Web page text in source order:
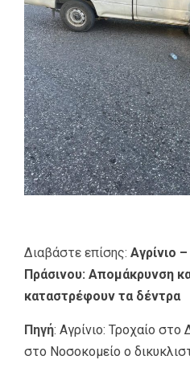
Διαβάστε επίσης: Αγρίνιο
Πράσινου: Απομάκρυνση
καταστρέφουν τα δέντρα
Πηγή: Αγρίνιο: Τροχαίο στο
στο Νοσοκομείο ο